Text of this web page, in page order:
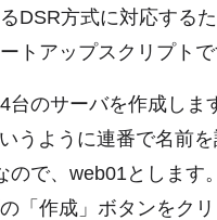
DSR方式に対応する
トアップスクリプトで
台のサーバを作成しま
うように連番で名前
ので、web01とします。
「作成」ボタンをクリ